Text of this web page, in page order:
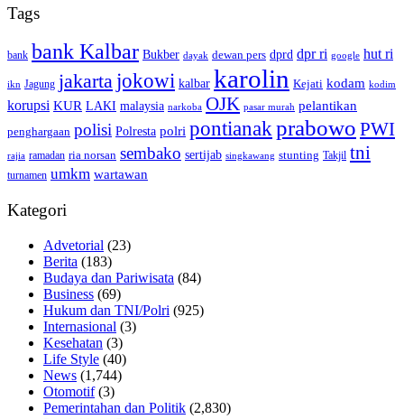
Tags
bank bank Kalbar Bukber dayak dewan pers dprd dpr ri google hut ri
ikn Jagung jakarta jokowi kalbar karolin Kejati kodam kodim
korupsi KUR LAKI malaysia narkoba OJK pasar murah pelantikan
penghargaan polisi Polresta polri pontianakprabowo PWI
rajia ramadan ria norsan sembako sertijab singkawang stunting Takjil tni
turnamen umkm wartawan
Kategori
Advetorial (23)
Berita (183)
Budaya dan Pariwisata (84)
Business (69)
Hukum dan TNI/Polri (925)
Internasional (3)
Kesehatan (3)
Life Style (40)
News (1,744)
Otomotif(3)
Pemerintahan dan Politik (2,830)